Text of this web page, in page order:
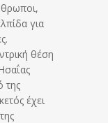
για
θέση
της
έχει